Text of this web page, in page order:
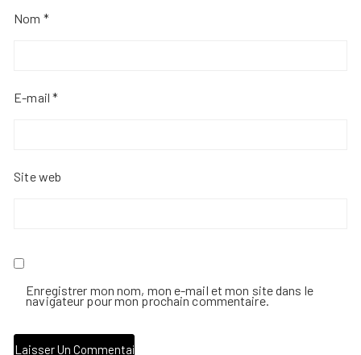
Nom *
E-mail*
Site web
Enregistrer mon nom, mon e-mail et mon site dans le
navigateur pour mon prochain commentaire.